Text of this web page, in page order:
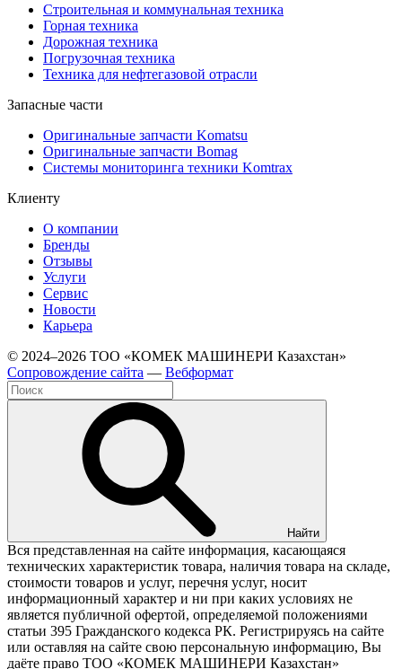
Строительная и коммунальная техника
Горная техника
Дорожная техника
Погрузочная техника
Техника для нефтегазовой отрасли
Запасные части
Оригинальные запчасти Komatsu
Оригинальные запчасти Bomag
Системы мониторинга техники Komtrax
Клиенту
О компании
Бренды
Отзывы
Услуги
Сервис
Новости
Карьера
© 2024–2026 ТОО «КОМЕК МАШИНЕРИ Казахстан»
Cопровождение сайта — Вебформат
Найти
Вся представленная на сайте информация, касающаяся
технических характеристик товара, наличия товара на складе,
стоимости товаров и услуг, перечня услуг, носит
информационный характер и ни при каких условиях не
является публичной офертой, определяемой положениями
статьи 395 Гражданского кодекса РК. Регистрируясь на сайте
или оставляя на сайте свою персональную информацию, Вы
даёте право ТОО «КОМЕК МАШИНЕРИ Казахстан»